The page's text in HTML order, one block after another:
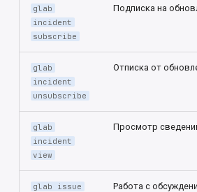
glab
incident
subscribe
Подписка на
glab
incident
unsubscribe
Отписка от
glab
incident
view
Просмотр
glab issue
Работа с